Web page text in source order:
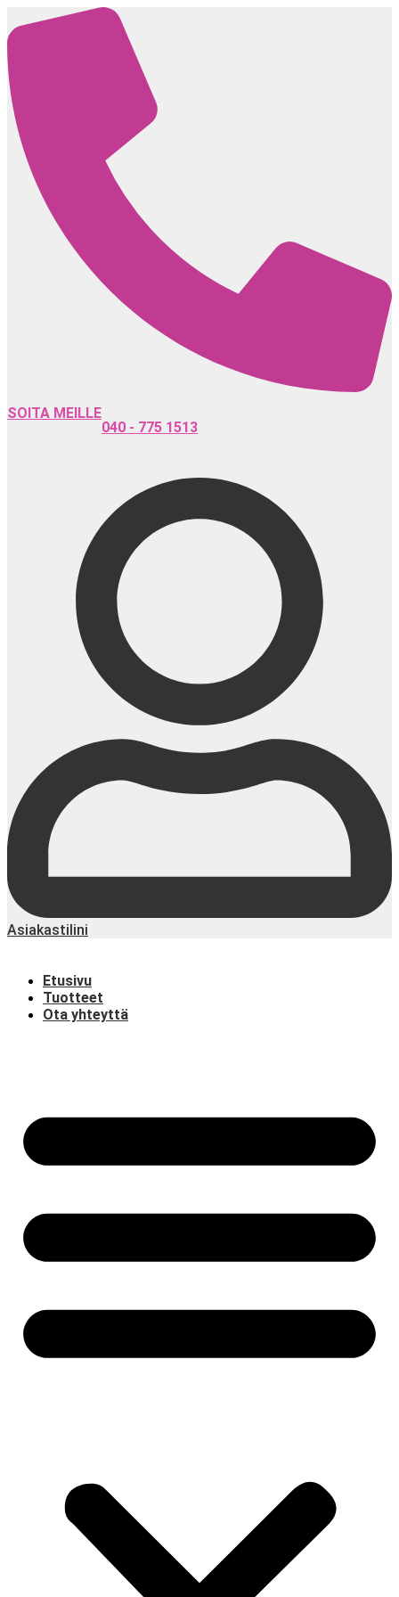
sisältöön
SOITA MEILLE
040 - 775 1513
Asiakastilini
Etusivu
Tuotteet
Ota yhteyttä